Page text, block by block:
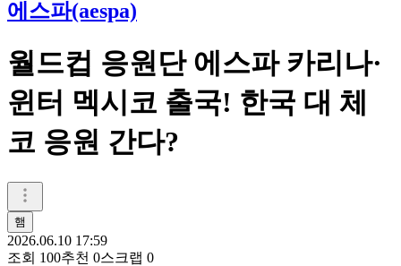
에스파(aespa)
월드컵 응원단 에스파 카리나·
윈터 멕시코 출국! 한국 대 체
코 응원 간다?
햄
2026.06.10 17:59
조회 100추천 0스크랩 0